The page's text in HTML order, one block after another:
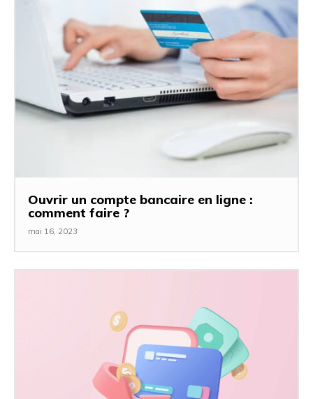
Ouvrir un compte bancaire en ligne :
comment faire ?
mai 16, 2023